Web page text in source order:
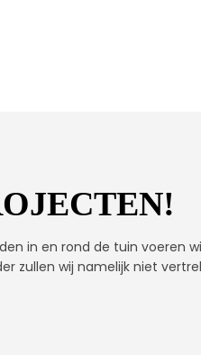
in en rond de tuin voeren
zullen wij namelijk niet